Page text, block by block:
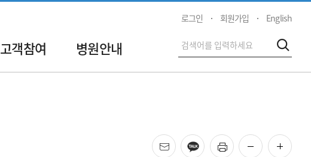
로그인 회원가입 English
고객참여 병원안내
전
체
검
메일
카카오 프린트 화면 축소화면